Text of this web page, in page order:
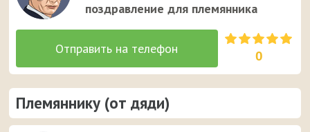
поздравление для племянника
0
Племяннику (от дяди)